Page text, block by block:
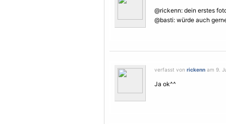
@rickenn: dein erstes
@basti: würde auch
verfasst von rickenn am 9.
Ja ok^^